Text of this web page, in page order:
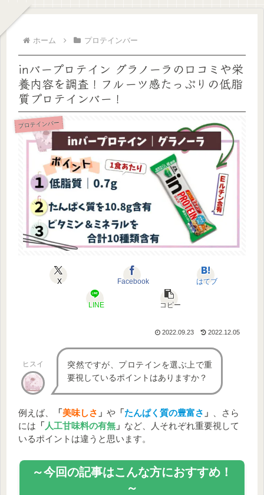
ホーム プロテインバー
inバープロテイン グラノーラの口コミや栄
養内容を調査！フルーツ感たっぷりの低脂
質プロテインバー！
プロテインバー
X Facebook はてブ
LINE コピー
2022.09.23 2022.12.05
ヒスイ
突然ですが、プロテインを選ぶ上で重
要視しているポイントはありますか？
例えば、 「 美味しさ 」 や 「 たんぱく質の豊富さ 」 、さら
には 「 人工甘味料の有無 」 など、人それぞれ重要視して
いるポイントは違うと思います。
～今回の記事はこんな方におすすめ！
～